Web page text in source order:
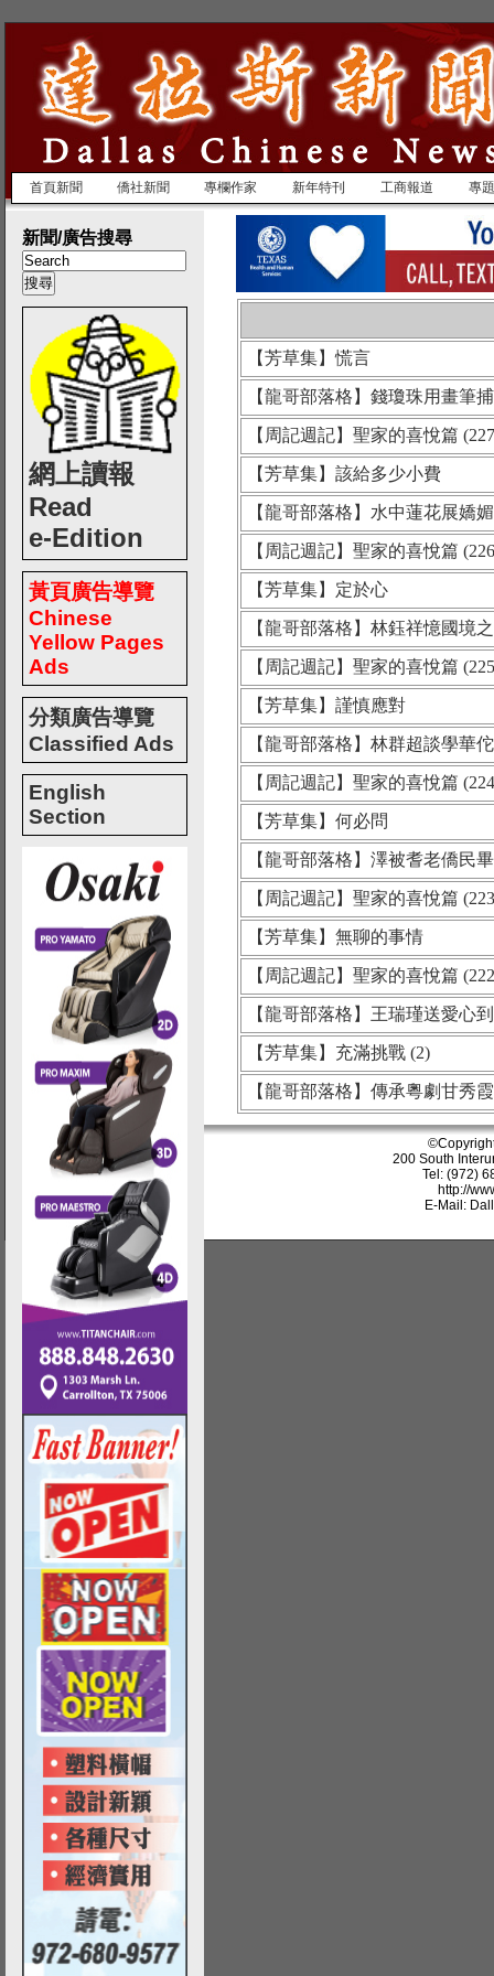
首頁新聞 僑社新聞 專欄作家 新年特刊 工商報道 專
新聞/廣告搜尋
網上讀報
Read
e-Edition
黃頁廣告導覽
Chinese
Yellow Pages
Ads
分類廣告導覽
Classified Ads
English
Section
【芳草集】慌言
【龍哥部落格】錢瓊珠用畫筆
【周記週記】聖家的喜悅篇
【芳草集】該給多少小費
【龍哥部落格】水中蓮花展嬌
【周記週記】聖家的喜悅篇
【芳草集】定於心
【龍哥部落格】林鈺祥憶國境
【周記週記】聖家的喜悅篇
【芳草集】謹慎應對
【龍哥部落格】林群超談學華
【周記週記】聖家的喜悅篇
【芳草集】何必問
【龍哥部落格】澤被耆老僑民
【周記週記】聖家的喜悅篇
【芳草集】無聊的事情
【周記週記】聖家的喜悅篇
【龍哥部落格】王瑞瑾送愛心
【芳草集】充滿挑戰 (2)
【龍哥部落格】傳承粵劇甘秀
200 South
Tel: (972)
http://
E-Mail: